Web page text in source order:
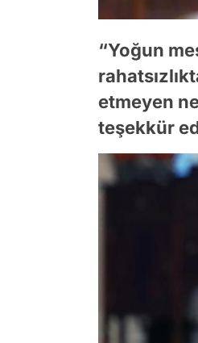
“Yoğun
etmeyen
teşekkür